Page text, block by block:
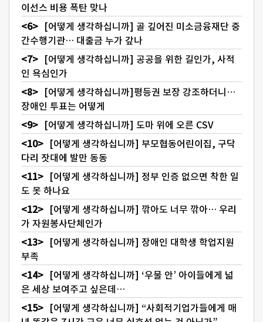
이선스 비용 폭탄 맞나
[어떻게 생각하십니까] 골 깊어진 미소금융재단 중
간수행기관… 대출금 누가 갚나
[어떻게 생각하십니까] 공공을 위한 길인가, 사적
인 욕심인가
[어떻게 생각하십니까]평등권 보장 강조하더니…
장애인 투표는 어떻게
[어떻게 생각하십니까] 도마 위에 오른 CSV
[어떻게 생각하십니까] 부모협동어린이집, 구닥
다리 잣대에 발만 동동
[어떻게 생각하십니까] 정부 인증 없으면 착한 일
도 못 하나요
[어떻게 생각하십니까] 깎아도 너무 깎아… 우리
가 자원봉사단체인가
[어떻게 생각하십니까] 장애인 대학생 학업지원
부족
[어떻게 생각하십니까] ‘우물 안’ 아이들에게 넓
은 세상 보여주고 싶은데…
[어떻게 생각하십니까] “사회적기업가들에게 매